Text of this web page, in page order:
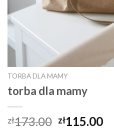
TORBA DLA MAMY
torba dla mamy
zł173.00 zł115.00